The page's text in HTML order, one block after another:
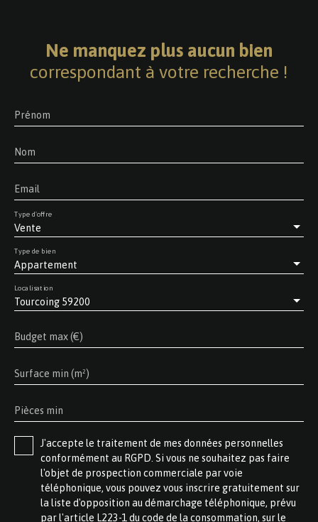
Ne manquez plus aucun bien
correspondant à votre recherche !
Prénom
Nom
Email
Vente
Type d'offre
Appartement
Type de bien
Tourcoing 59200
Localisation
Budget max (€)
Surface min (m²)
Pièces min
J'accepte le traitement de mes données personnelles
conformément au RGPD. Si vous ne souhaitez pas faire
l'objet de prospection commerciale par voie
téléphonique, vous pouvez vous inscrire gratuitement sur
la liste d'opposition au démarchage téléphonique, prévu
par l'article L223-1 du code de la consommation, sur le